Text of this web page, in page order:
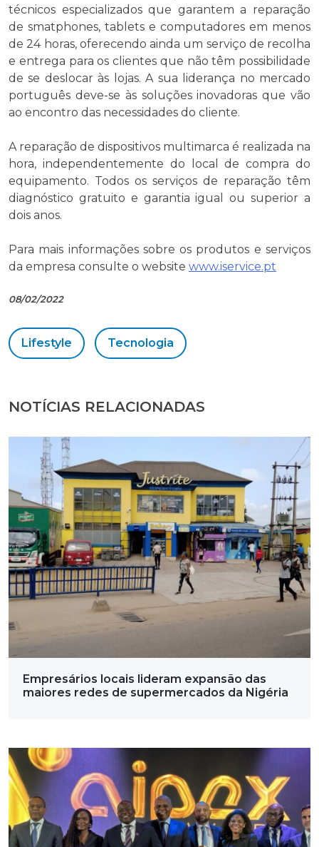
técnicos especializados que garantem a reparação
de smatphones, tablets e computadores em menos
de 24 horas, oferecendo ainda um serviço de recolha
e entrega para os clientes que não têm possibilidade
de se deslocar às lojas. A sua liderança no mercado
português deve-se às soluções inovadoras que vão
ao encontro das necessidades do cliente.
A reparação de dispositivos multimarca é realizada na
hora, independentemente do local de compra do
equipamento. Todos os serviços de reparação têm
diagnóstico gratuito e garantia igual ou superior a
dois anos.
Para mais informações sobre os produtos e serviços
da empresa consulte o website www.iservice.pt
08/02/2022
Lifestyle Tecnologia
NOTÍCIAS RELACIONADAS
Empresários locais lideram expansão das
maiores redes de supermercados da Nigéria